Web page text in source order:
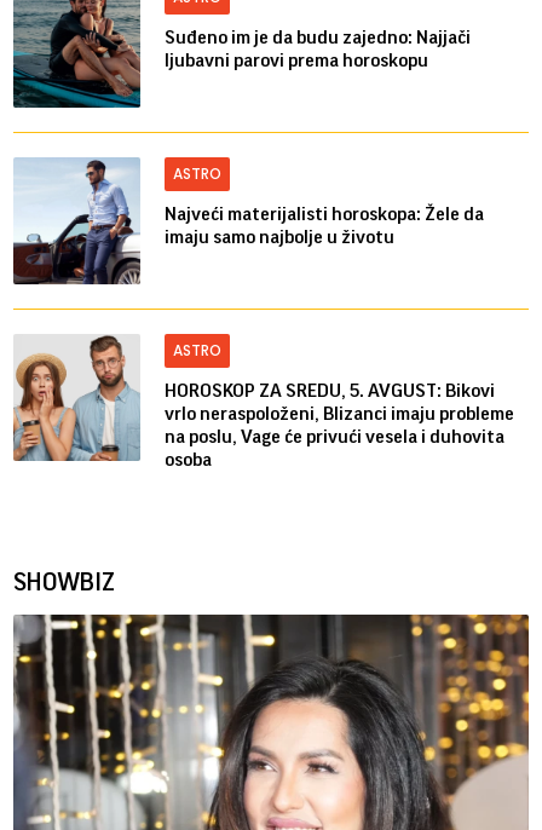
Suđeno im je da budu zajedno: Najjači
ljubavni parovi prema horoskopu
ASTRO
Najveći materijalisti horoskopa: Žele da
imaju samo najbolje u životu
ASTRO
HOROSKOP ZA SREDU, 5. AVGUST: Bikovi
vrlo neraspoloženi, Blizanci imaju probleme
na poslu, Vage će privući vesela i duhovita
osoba
SHOWBIZ